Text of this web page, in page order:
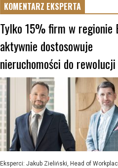
KOMENTARZ EKSPERTA
Tylko 15% firm w regionie
aktywnie dostosowuje
nieruchomości do
Eksperci: Jakub Zieliński, Head of